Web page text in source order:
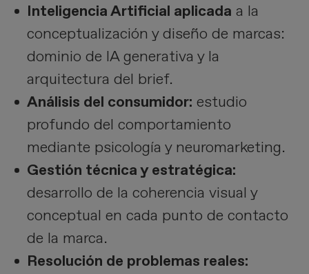
Inteligencia Artificial aplicada a la
conceptualización y diseño de marcas:
dominio de IA generativa y la
arquitectura del brief.
Análisis del consumidor: estudio
profundo del comportamiento
mediante psicología y neuromarketing.
Gestión técnica y estratégica:
desarrollo de la coherencia visual y
conceptual en cada punto de contacto
de la marca.
Resolución de problemas reales: